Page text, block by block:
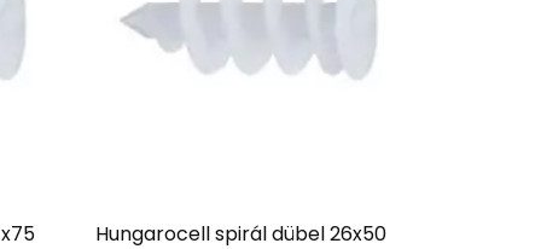
Hungarocell spirál dübel 26x50